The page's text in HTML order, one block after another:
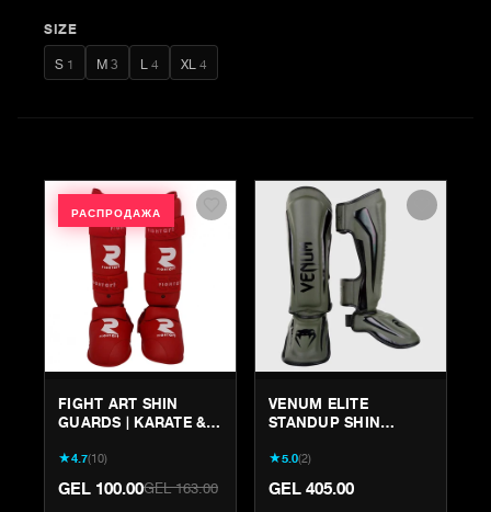
SIZE
S1 M3 L4 XL4
РАСПРОДАЖА
FIGHT ART SHIN
GUARDS | KARATE &
KICKBOXING
PROTECTION
★4.7(10)
GEL 100.00GEL 163.00
VENUM ELITE
STANDUP SHIN
KHAKI/BLACK | MUAY
THAI & MMA GEAR
★5.0(2)
GEL 405.00